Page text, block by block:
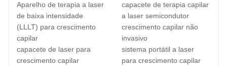
Aparelho de terapia a laser
de baixa intensidade
(LLLT) para crescimento
capilar
capacete de terapia capilar
a laser semicondutor
crescimento capilar não
invasivo
capacete de laser para
crescimento capilar
sistema portátil a laser
para crescimento capilar